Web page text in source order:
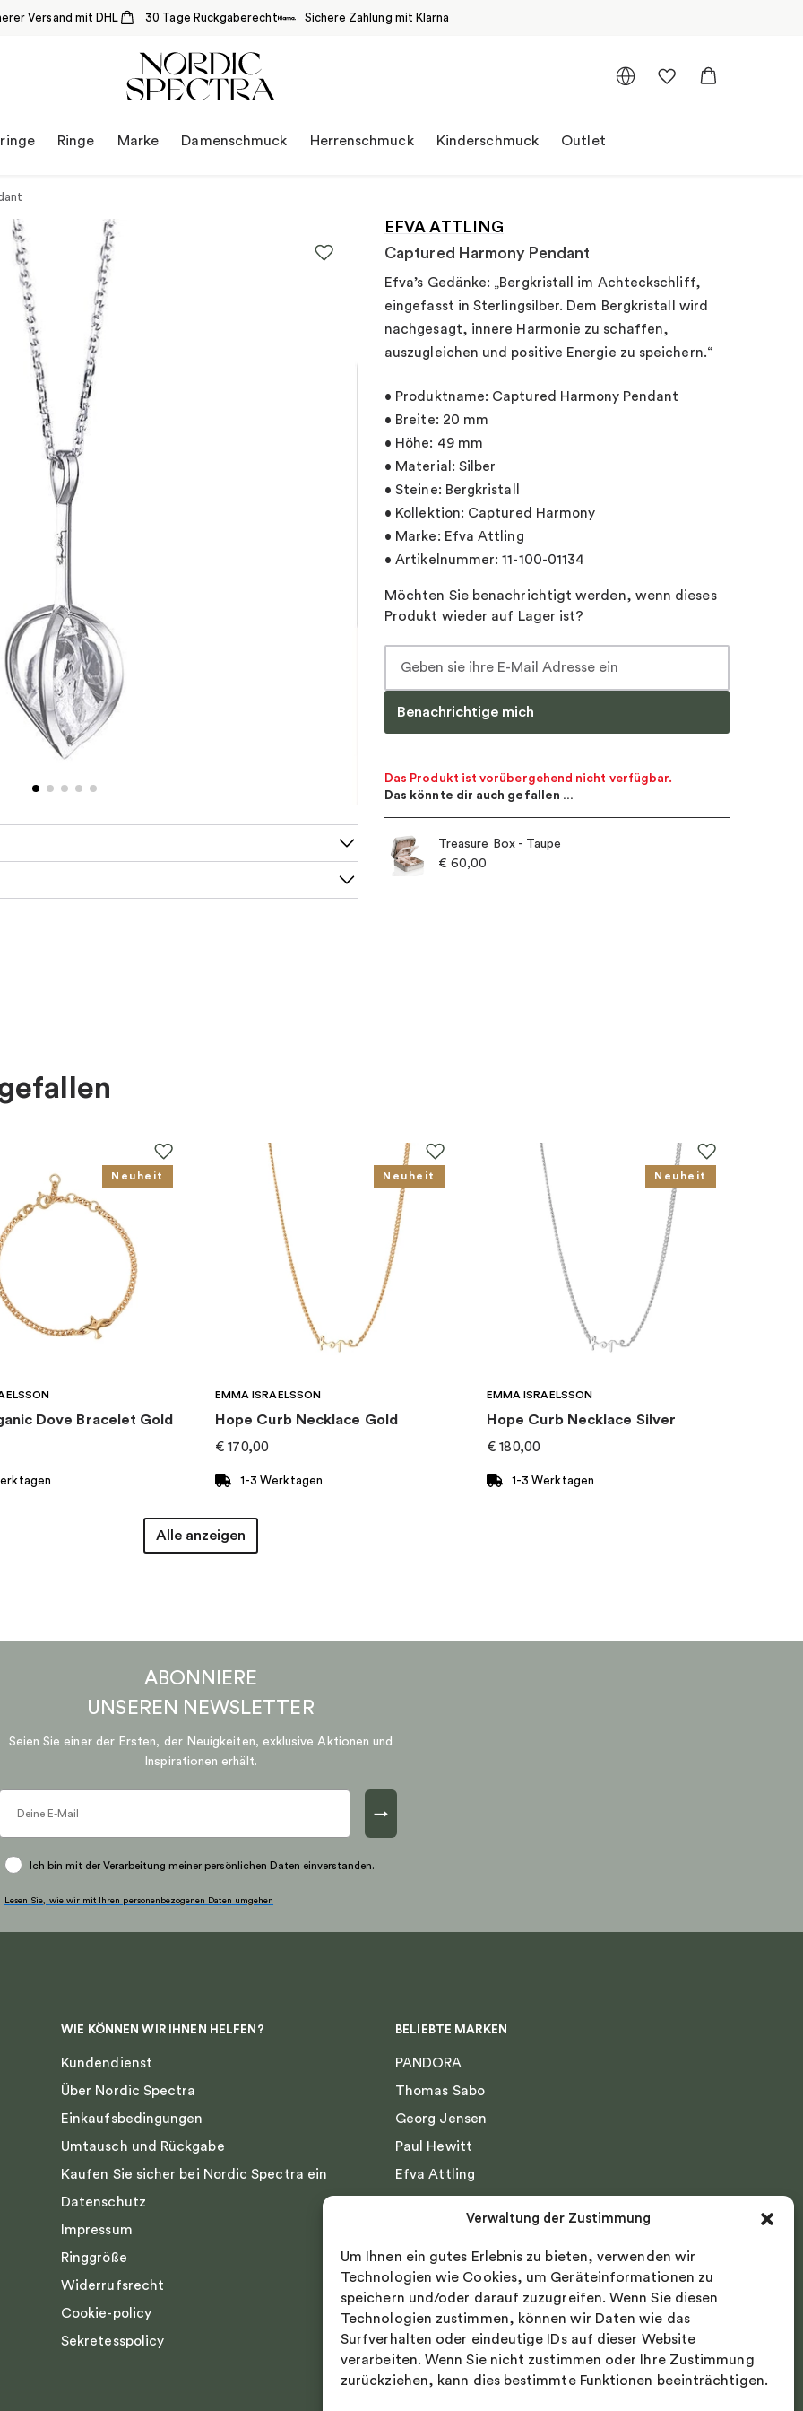
Verwaltung der Zustimmung
Um Ihnen ein gutes Erlebnis zu bieten, verwenden wir
Technologien wie Cookies, um Geräteinformationen zu
speichern und/oder darauf zuzugreifen. Wenn Sie diesen
Technologien zustimmen, können wir Daten wie das
Surfverhalten oder eindeutige IDs auf dieser Website
verarbeiten. Wenn Sie nicht zustimmen oder Ihre Zustimmung
zurückziehen, kann dies bestimmte Funktionen beeinträchtigen.
Versand mit DHL 30 Tage Rückgaberecht Sichere Zahlung mit Klarna
Ringe Marke Damenschmuck Herrenschmuck Kinderschmuck Outlet
EFVA ATTLING
Captured Harmony Pendant
Efva’s Gedänke: „Bergkristall im Achteckschliff,
eingefasst in Sterlingsilber. Dem Bergkristall wird
nachgesagt, innere Harmonie zu schaffen,
auszugleichen und positive Energie zu speichern.“
• Produktname: Captured Harmony Pendant
• Breite: 20 mm
• Höhe: 49 mm
• Material: Silber
• Steine: Bergkristall
• Kollektion: Captured Harmony
• Marke: Efva Attling
• Artikelnummer: 11-100-01134
Möchten Sie benachrichtigt werden, wenn dieses
Produkt wieder auf Lager ist?
Benachrichtige mich
Das Produkt ist vorübergehend nicht verfügbar.
Das könnte dir auch gefallen …
Treasure Box - Taupe
€ 60,00
Neuheit
Dove Bracelet Gold
Neuheit
EMMA ISRAELSSON
Hope Curb Necklace Gold
€ 170,00
1-3 Werktagen
Neuheit
EMMA ISRAELSSON
Hope Curb Necklace Silver
€ 180,00
1-3 Werktagen
Alle anzeigen
ABONNIERE
UNSEREN NEWSLETTER
Seien Sie einer der Ersten, der Neuigkeiten, exklusive Aktionen und
Inspirationen erhält.
→
Ich bin mit der Verarbeitung meiner persönlichen Daten einverstanden.
Lesen Sie, wie wir mit Ihren personenbezogenen Daten umgehen
WIE KÖNNEN WIR IHNEN HELFEN?
Kundendienst
Über Nordic Spectra
Einkaufsbedingungen
Umtausch und Rückgabe
Kaufen Sie sicher bei Nordic Spectra ein
Datenschutz
Impressum
Ringgröße
Widerrufsrecht
Cookie-policy
Sekretesspolicy
BELIEBTE MARKEN
PANDORA
Thomas Sabo
Georg Jensen
Paul Hewitt
Efva Attling
Nordic Spectra